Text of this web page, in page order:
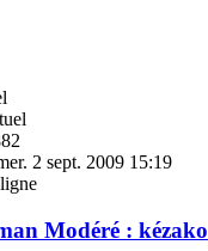
2 sept. 2009 15:19
Modéré : kézako